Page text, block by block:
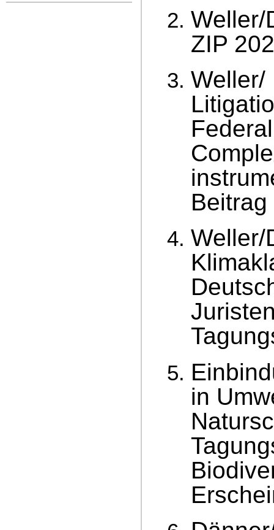
Weller/
ZIP
Weller/
Weller/
in